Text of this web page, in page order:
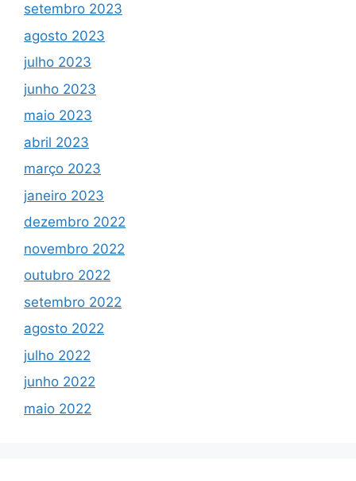
setembro 2023
agosto 2023
julho 2023
junho 2023
maio 2023
abril 2023
março 2023
janeiro 2023
dezembro 2022
novembro 2022
outubro 2022
setembro 2022
agosto 2022
julho 2022
junho 2022
maio 2022